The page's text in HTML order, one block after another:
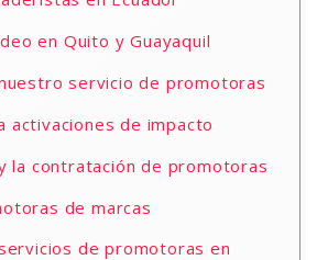
en Quito y Guayaquil
servicio de promotoras
activaciones de impacto
la contratación de promotoras
de marcas
de promotoras en